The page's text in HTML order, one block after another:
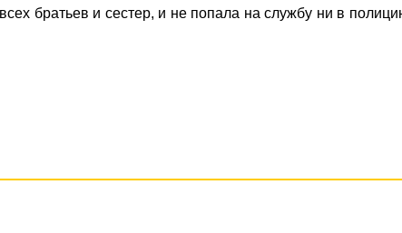
всех братьев и сестер, и не попала на службу ни в